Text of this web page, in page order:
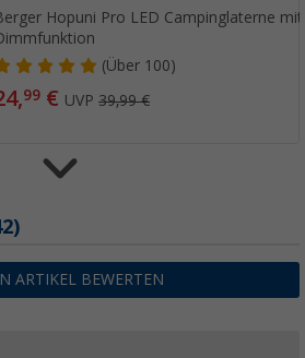
Hopuni Pro LED Campinglaterne
(Über100)
99 € UVP39,99 €
Kokos Fußmatte
7,99€ UVP14,99 €
ARTIKEL BEWERTEN